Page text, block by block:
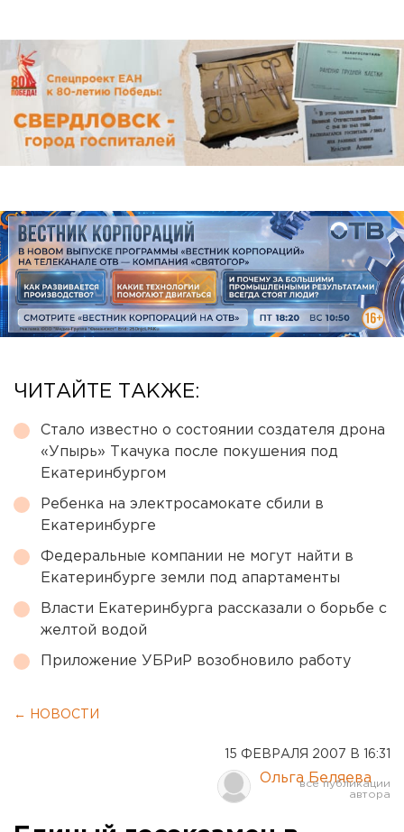
ЧИТАЙТЕ ТАКЖЕ:
Стало известно о состоянии создателя дрона
«Упырь» Ткачука после покушения под
Екатеринбургом
Ребенка на электросамокате сбили в
Екатеринбурге
Федеральные компании не могут найти в
Екатеринбурге земли под апартаменты
Власти Екатеринбурга рассказали о борьбе с
желтой водой
Приложение УБРиР возобновило работу
← НОВОСТИ
15 ФЕВРАЛЯ 2007 В 16:31
Ольга Беляева